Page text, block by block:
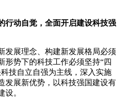
行动自觉，全面开启建设科技强
发展理念、构建新发展格局必须
形势下的科技工作必须坚持“四
技自立自强为主线，深入实施
发展新优势，以科技强国建设有
设。